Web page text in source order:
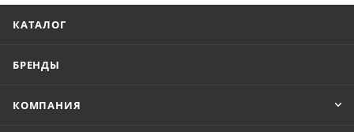
КАТАЛОГ
БРЕНДЫ
КОМПАНИЯ